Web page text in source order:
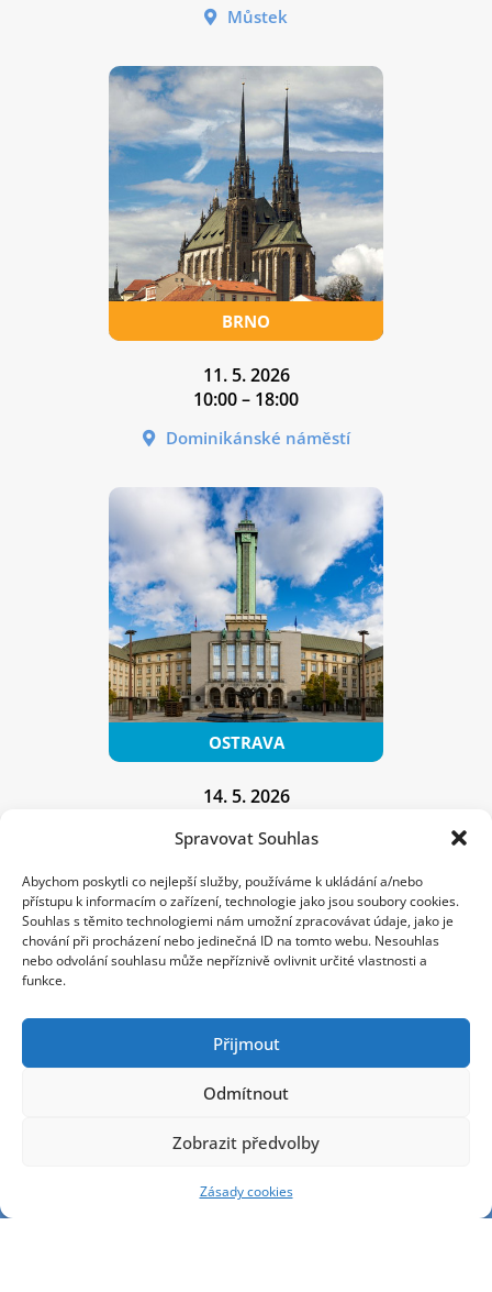
Spravovat Souhlas
Abychom poskytli co nejlepší služby, používáme k ukládání a/nebo
přístupu k informacím o zařízení, technologie jako jsou soubory cookies.
Souhlas s těmito technologiemi nám umožní zpracovávat údaje, jako je
chování při procházení nebo jedinečná ID na tomto webu. Nesouhlas
nebo odvolání souhlasu může nepříznivě ovlivnit určité vlastnosti a
funkce.
Přijmout
Odmítnout
Zobrazit předvolby
Zásady cookies
Můstek
11. 5. 2026
10:00 – 18:00
Dominikánské náměstí
14. 5. 2026
Máte znaménko?
Nechte si je vyšetřit!
„Účastí ve Stanu proti melanomu souhlasím s pořízením